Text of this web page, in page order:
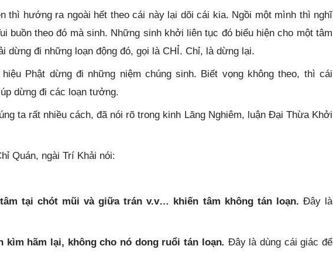
thì hướng ra ngoài hết theo cái này lại dõi cái kia. Ngồi một mình thì nghĩ
buồn theo đó mà sinh. Những sinh khởi liên tục đó biểu hiện cho một tâm
dừng đi những loạn động đó, gọi là CHỈ. Chỉ, là dừng lại.
Phật dừng đi những niệm chúng sinh. Biết vọng không theo, thì cái
dừng đi các loạn tưởng.
ta rất nhiều cách, đã nói rõ trong kinh Lăng Nghiêm, luận Đại Thừa Khởi
Quán, ngài Trí Khải nói:
tại chót mũi và giữa trán v.v… khiến tâm không tán loạn. Đây là
kìm hãm lại, không cho nó dong ruổi tán loạn. Đây là dùng cái giác để